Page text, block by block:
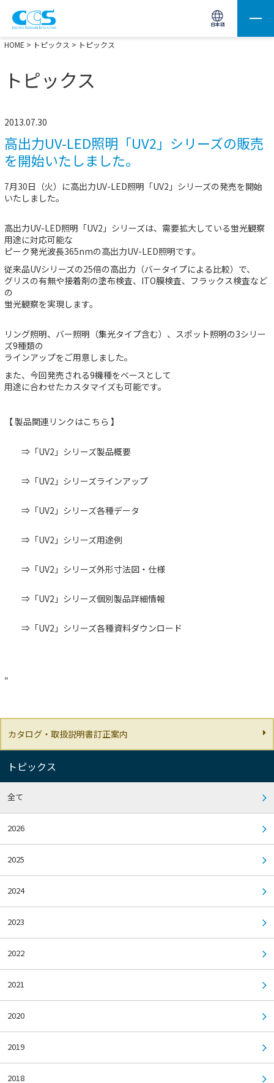
日本語
画像処理用の製品検索 サイト内検索(Enterで実行)
HOME > トピックス > トピックス
トピックス
2013.07.30
高出力UV-LED照明「UV2」シリーズの販売
を開始いたしました。
7月30日（火）に高出力UV-LED照明「UV2」シリーズの発売を開始
いたしました。
高出力UV-LED照明「UV2」シリーズは、需要拡大している蛍光観察
用途に対応可能な
ピーク発光波長365nmの高出力UV-LED照明です。
従来品UVシリーズの25倍の高出力（バータイプによる比較）で、
グリスの有無や接着剤の塗布検査、ITO膜検査、フラックス検査など
の
蛍光観察を実現します。
リング照明、バー照明（集光タイプ含む）、スポット照明の3シリー
ズ9種類の
ラインアップをご用意しました。
また、今回発売される9機種をベースとして
用途に合わせたカスタマイズも可能です。
【 製品関連リンクはこちら 】
⇒ 「UV2」シリーズ製品概要
⇒ 「UV2」シリーズラインアップ
⇒ 「UV2」シリーズ各種データ
⇒ 「UV2」シリーズ用途例
⇒ 「UV2」シリーズ外形寸法図・仕様
⇒ 「UV2」シリーズ個別製品詳細情報
⇒ 「UV2」シリーズ各種資料ダウンロード
"
カタログ・取扱説明書訂正案内
トピックス
全て
2026
2025
2024
2023
2022
2021
2020
2019
2018